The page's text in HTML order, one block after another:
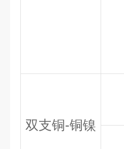
双支铜-铜镍